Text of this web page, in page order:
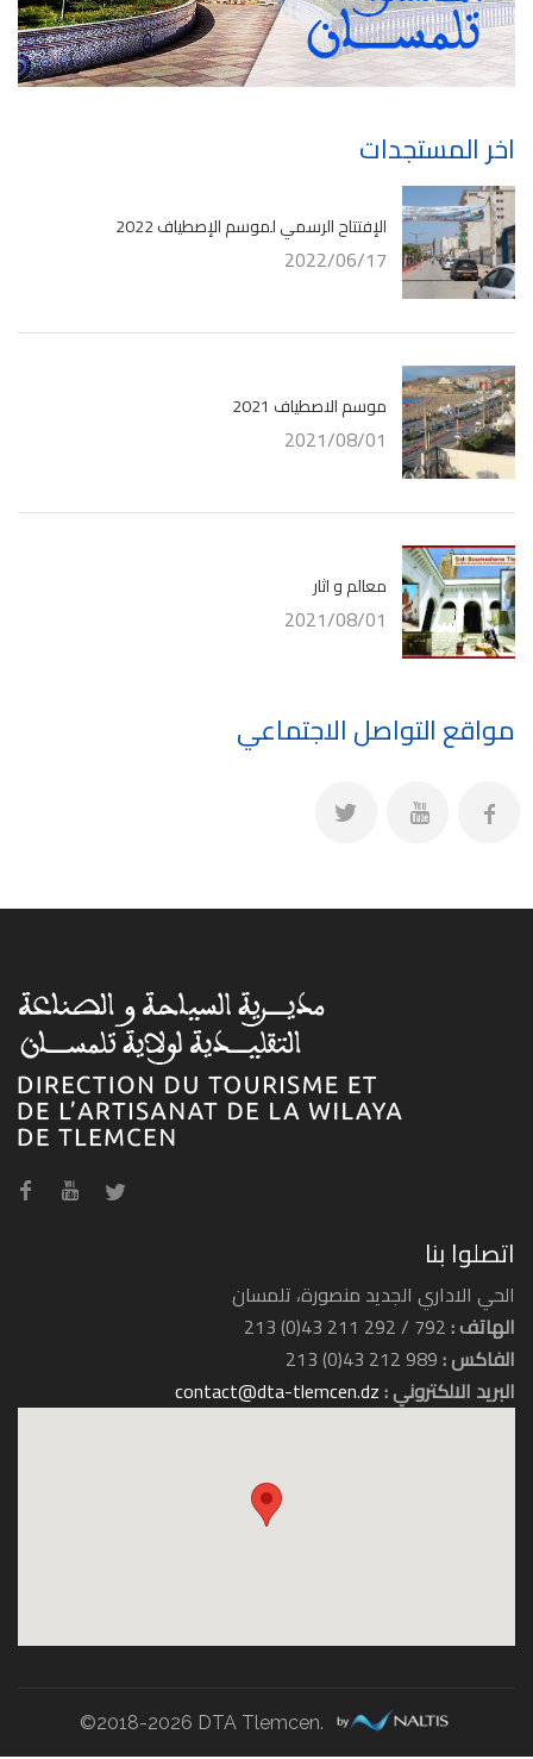
اخر المستجدات
الإفتتاح الرسمي لموسم الإصطياف 2022
2022/06/17
موسم الاصطياف 2021
2021/08/01
معالم و اثار
2021/08/01
مواقع التواصل الاجتماعي
اتصلوا بنا
الحي الاداري الجديد منصورة، تلمسان
الهاتف :792 / 292 211 43(0) 213
الفاكس :989 212 43(0) 213
البريد الالكتروني :contact@dta-tlemcen.dz
©2018-2026 DTA Tlemcen.